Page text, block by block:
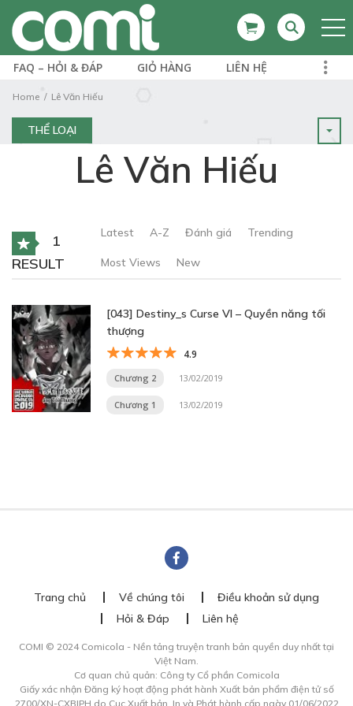
FAQ – HỎI & ĐÁP GIỎ HÀNG LIÊN HỆ
Home Lê Văn Hiếu
THỂ LOẠI
Lê Văn Hiếu
1
RESULT
Latest A-Z Đánh giá Trending
Most Views New
[043] Destiny_s Curse VI – Quyền năng tối
thượng
4.9
Chương 2 13/02/2019
Chương 1 13/02/2019
Trang chủ Về chúng tôi
Điều khoản sử dụng
Hỏi & Đáp
Liên hệ
COMI © 2024 Comicola - Nền tảng truyện tranh bản quyền duy nhất tại
Việt Nam.
Cơ quan chủ quản: Công ty Cổ phần Comicola
Giấy xác nhận Đăng ký hoạt động phát hành Xuất bản phẩm điện tử số
2700/XN-CXBIPH do Cục Xuất bản, In và Phát hành cấp ngày 01/06/2022